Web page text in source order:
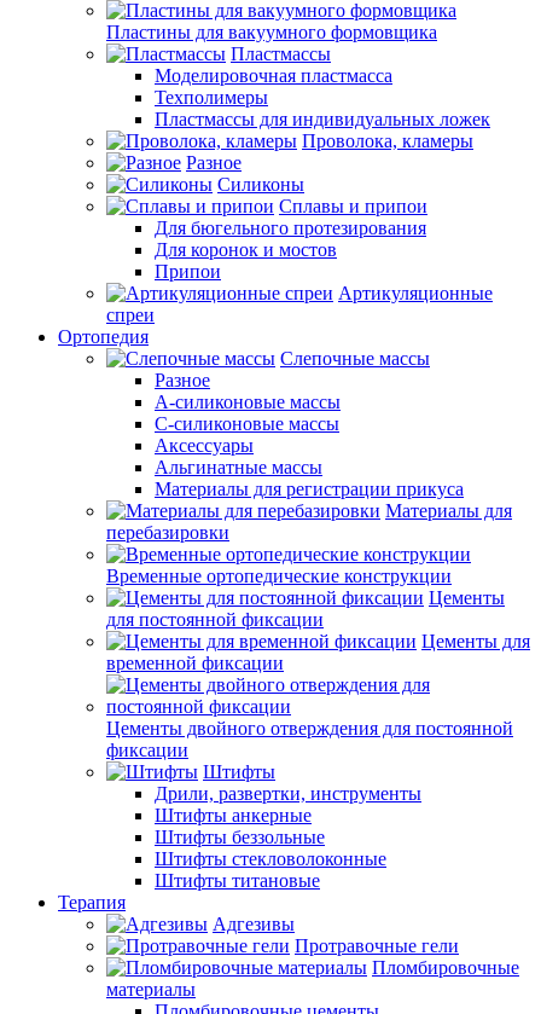
Пластины для вакуумного формовщика
Пластмассы
Моделировочная пластмасса
Техполимеры
Пластмассы для индивидуальных ложек
Проволока, кламеры
Разное
Силиконы
Сплавы и припои
Для бюгельного протезирования
Для коронок и мостов
Припои
Артикуляционные
спреи
Ортопедия
Слепочные массы
Разное
А-силиконовые массы
С-силиконовые массы
Аксессуары
Альгинатные массы
Материалы для регистрации прикуса
Материалы для
перебазировки
Временные ортопедические конструкции
Цементы
для постоянной фиксации
Цементы для
временной фиксации
Цементы двойного отверждения для постоянной
фиксации
Штифты
Дрили, развертки, инструменты
Штифты анкерные
Штифты беззольные
Штифты стекловолоконные
Штифты титановые
Терапия
Адгезивы
Протравочные гели
Пломбировочные
материалы